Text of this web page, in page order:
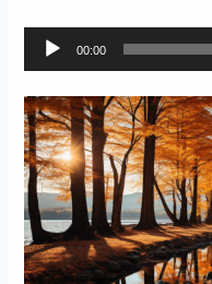
Audio-
00:00